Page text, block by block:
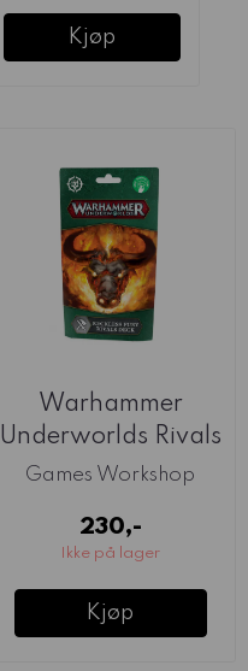
Kjøp
Warhammer
Underworlds Rivals
Deck: Reckless Fury
Games Workshop
230,-
Ikke på lager
Kjøp